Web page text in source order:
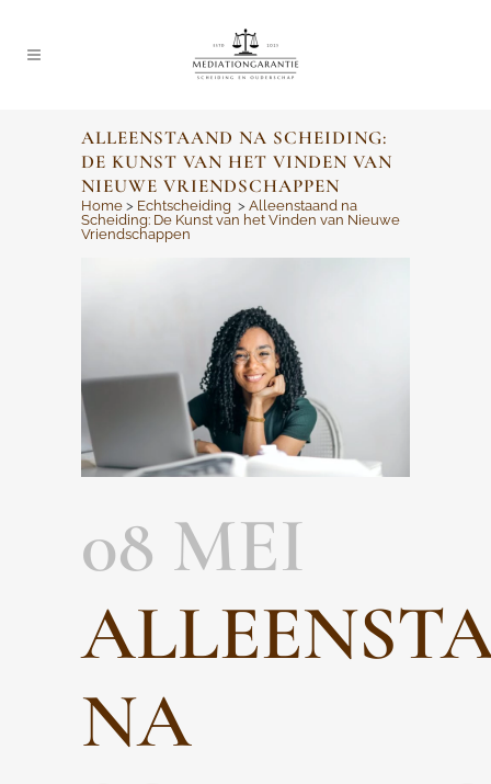
ALLEENSTAAND NA SCHEIDING:
DE KUNST VAN HET VINDEN VAN
NIEUWE VRIENDSCHAPPEN
Home > Echtscheiding > Alleenstaand na
Scheiding: De Kunst van het Vinden van Nieuwe
Vriendschappen
08 MEI
NA